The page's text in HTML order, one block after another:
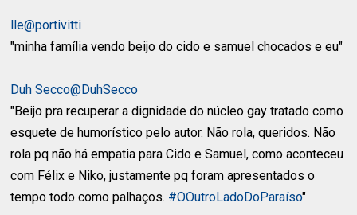
lle@portivitti
"minha família vendo beijo do cido e samuel chocados e eu"
Duh Secco@DuhSecco
"Beijo pra recuperar a dignidade do núcleo gay tratado como
esquete de humorístico pelo autor. Não rola, queridos. Não
rola pq não há empatia para Cido e Samuel, como aconteceu
com Félix e Niko, justamente pq foram apresentados o
tempo todo como palhaços. #OOutroLadoDoParaíso"